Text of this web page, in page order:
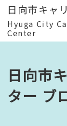
日向市キャ
Hyuga City
Center
日向市
ター ブ